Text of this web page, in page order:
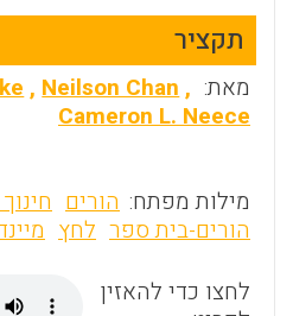
תקציר
מאת: ,Neilson Chan,
Cameron L. Neece
מילות מפתח: הורים
הורים-בית ספר לחץ
לחצו כדי להאזין